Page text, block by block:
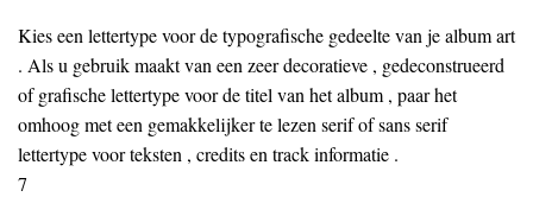
Kies een lettertype voor de typografische gedeelte van je album art
. Als u gebruik maakt van een zeer decoratieve , gedeconstrueerd
of grafische lettertype voor de titel van het album , paar het
omhoog met een gemakkelijker te lezen serif of sans serif
lettertype voor teksten , credits en track informatie .
7